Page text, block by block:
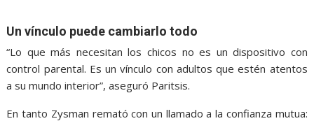
Un vínculo puede cambiarlo todo
“Lo que más necesitan los chicos no es un dispositivo con
control parental. Es un vínculo con adultos que estén atentos
a su mundo interior”, aseguró Paritsis.
En tanto Zysman remató con un llamado a la confianza mutua: